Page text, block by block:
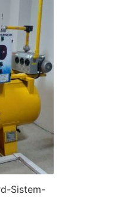
Sistem-